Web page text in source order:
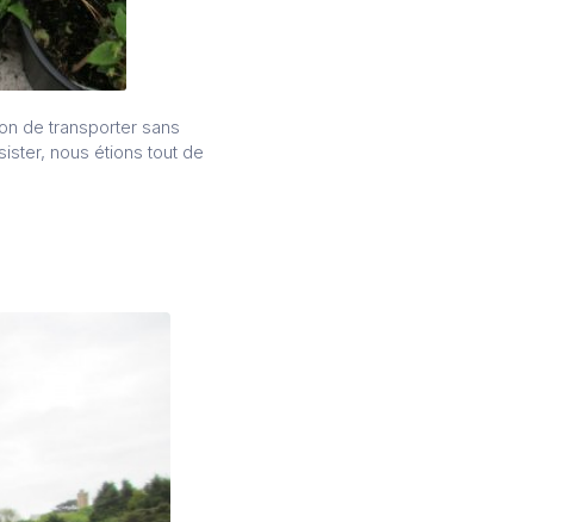
de transporter sans
nous étions tout de